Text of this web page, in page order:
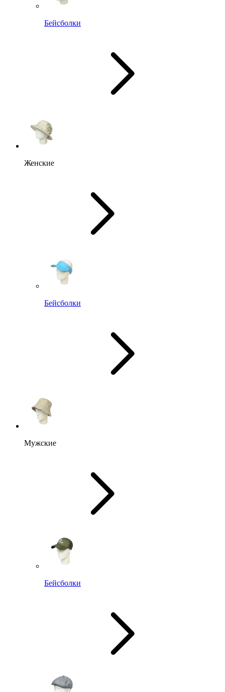
Бейсболки
Женские
Бейсболки
Мужские
Бейсболки